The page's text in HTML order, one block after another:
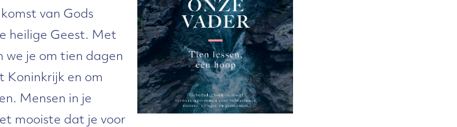
van Gods
heilige Geest. Met
we je om tien dagen
Koninkrijk en om
Mensen in je
mooiste dat je voor